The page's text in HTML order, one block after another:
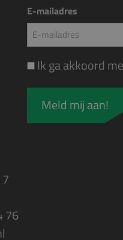
E-mailadres
Instemming
Ik ga akkoord
76